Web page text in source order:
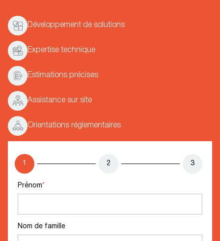
Développement de solutions
Expertise technique
Estimations précises
Assistance sur site
Orientations réglementaires
1 2 3
Prénom*
Nom de famille